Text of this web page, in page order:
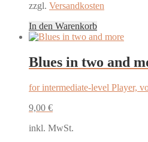
zzgl. Versandkosten
In den Warenkorb
Blues in two and
for intermediate-level Player,
9,00 €
inkl. MwSt.